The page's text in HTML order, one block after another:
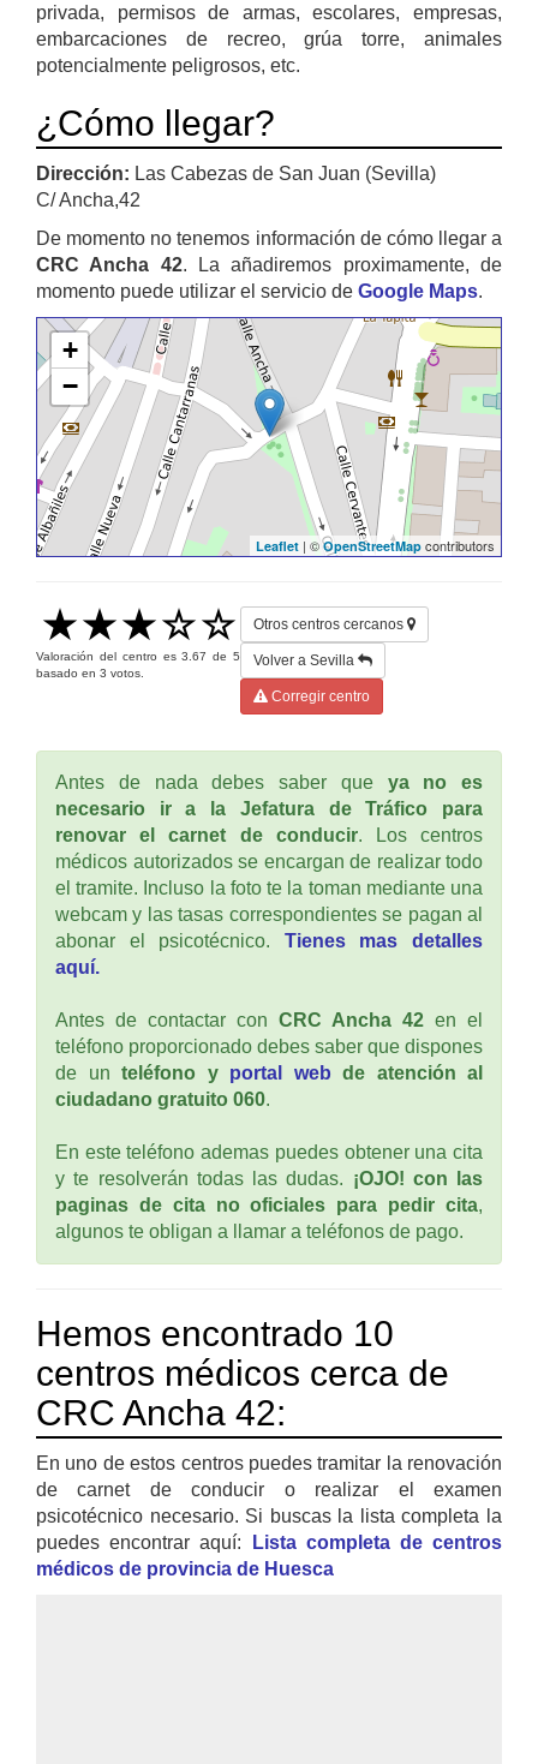
privada, permisos de armas, escolares, empresas,
embarcaciones de recreo, grúa torre, animales
potencialmente peligrosos, etc.
¿Cómo llegar?
Dirección: Las Cabezas de San Juan (Sevilla)
C/ Ancha,42
De momento no tenemos información de cómo llegar a
CRC Ancha 42. La añadiremos proximamente, de
momento puede utilizar el servicio de Google Maps.
+
−
Leaflet | ©OpenStreetMap contributors
Valoración del centro es3.67 de5
basado en 3 votos.
Otros centros cercanos
Volver a Sevilla
Corregir centro
Antes de nada debes saber que ya no es
necesario ir a la Jefatura de Tráfico para
renovar el carnet de conducir. Los centros
médicos autorizados se encargan de realizar todo
el tramite. Incluso la foto te la toman mediante una
webcam y las tasas correspondientes se pagan al
abonar el psicotécnico. Tienes mas detalles
aquí.
Antes de contactar con CRC Ancha 42 en el
teléfono proporcionado debes saber que dispones
de un teléfono y portal web de atención al
ciudadano gratuito 060.
En este teléfono ademas puedes obtener una cita
y te resolverán todas las dudas. ¡OJO! con las
paginas de cita no oficiales para pedir cita,
algunos te obligan a llamar a teléfonos de pago.
Hemos encontrado 10
centros médicos cerca de
CRC Ancha 42:
En uno de estos centros puedes tramitar la renovación
de carnet de conducir o realizar el examen
psicotécnico necesario. Si buscas la lista completa la
puedes encontrar aquí:
Lista completa de centros
médicos de provincia de Huesca